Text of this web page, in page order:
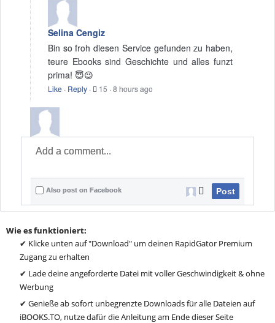
Selina Cengiz
Bin so froh diesen Service gefunden zu haben,
teure Ebooks sind Geschichte und alles funzt
prima! 😇😉
Like · Reply · 15 ·8 hours ago
Also post on Facebook Post
Wie es funktioniert:
✔ Klicke unten auf "Download" um deinen RapidGator Premium
Zugang zu erhalten
✔ Lade deine angeforderte Datei mit voller Geschwindigkeit & ohne
Werbung
✔ Genieße ab sofort unbegrenzte Downloads für alle Dateien auf
iBOOKS.TO, nutze dafür die Anleitung am Ende dieser Seite